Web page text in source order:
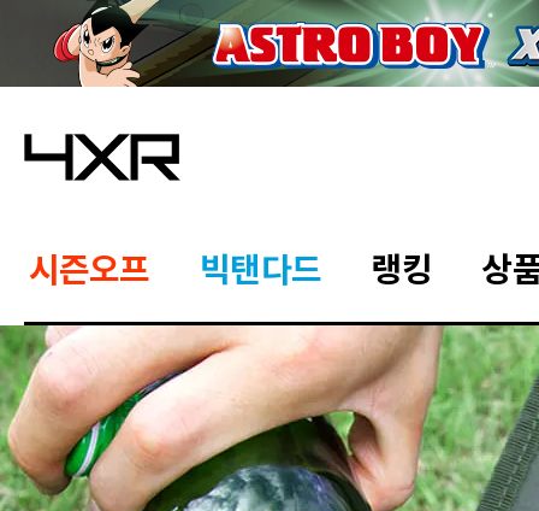
시즌오프 빅탠다드 랭킹 상